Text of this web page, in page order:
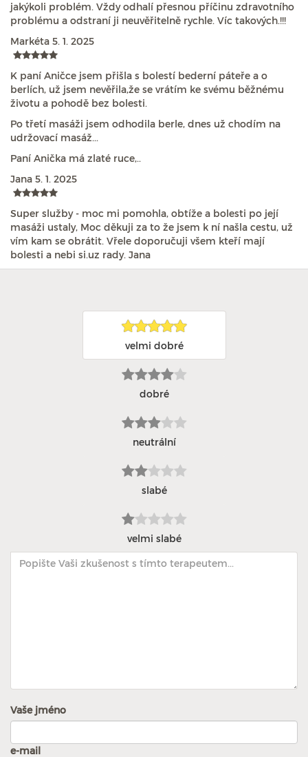
jakýkoli problém. Vždy odhalí přesnou příčinu zdravotního
problému a odstraní ji neuvěřitelně rychle. Víc takových.!!!
Markéta 5. 1. 2025
K paní Aničce jsem přišla s bolestí bederní páteře a o
berlích, už jsem nevěřila,že se vrátím ke svému běžnému
životu a pohodě bez bolesti.
Po třetí masáži jsem odhodila berle, dnes už chodím na
udržovací masáž...
Paní Anička má zlaté ruce,..
Jana 5. 1. 2025
Super služby - moc mi pomohla, obtíže a bolesti po její
masáži ustaly, Moc děkuji za to že jsem k ní našla cestu, už
vím kam se obrátit. Vřele doporučuji všem kteří mají
bolesti a nebi si.uz rady. Jana
velmi dobré
dobré
neutrální
slabé
velmi slabé
Vaše jméno
e-mail